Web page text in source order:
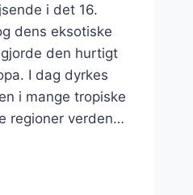
i det 16.
dens eksotiske
den hurtigt
I dag dyrkes
i mange tropiske
regioner verden…